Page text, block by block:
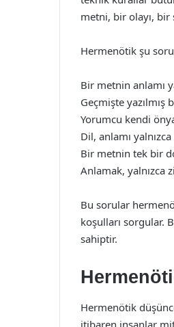
metni, bir olayı, bir
Hermenötik şu
Bir metnin anlamı
Geçmişte
Yorumcu kendi
Dil, anlamı
Bir metnin tek bir
Anlamak, yalnızca
Bu sorular
koşulları sorgular.
sahiptir.
Hermenötik
itibaren insanlar